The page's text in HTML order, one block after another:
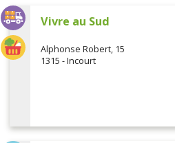
Vivre au Sud
Alphonse Robert, 15
1315 - Incourt